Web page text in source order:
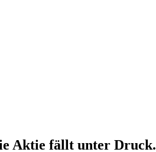
Aktie fällt unter Druck.